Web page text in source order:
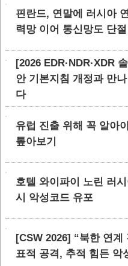
핀란드, 연말에 러시아
력망 이어 통신망도 단절
[2026 EDR·NDR·XDR
안 기본지침 개정과 만
다
유럽 진출 위해 꼭 알아
톺아보기
호텔 와이파이 노린 러
시 악성코드 유포
[CSW 2026] “북한 연
표적 공격, 추적 힘든 악